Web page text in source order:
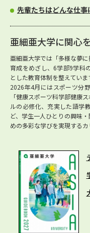
先輩たちはどんな仕事
亜細亜大学に関心
亜細亜大学では「多様な夢
育成をめざし、6学部9学科
とした教育体制を整えていま
2026年4月にはスポーツ分
「健康スポーツ科学部健康
ルの必修化、充実した語学
ど、学生一人ひとりの興味
めの多彩な学びを実現するカ